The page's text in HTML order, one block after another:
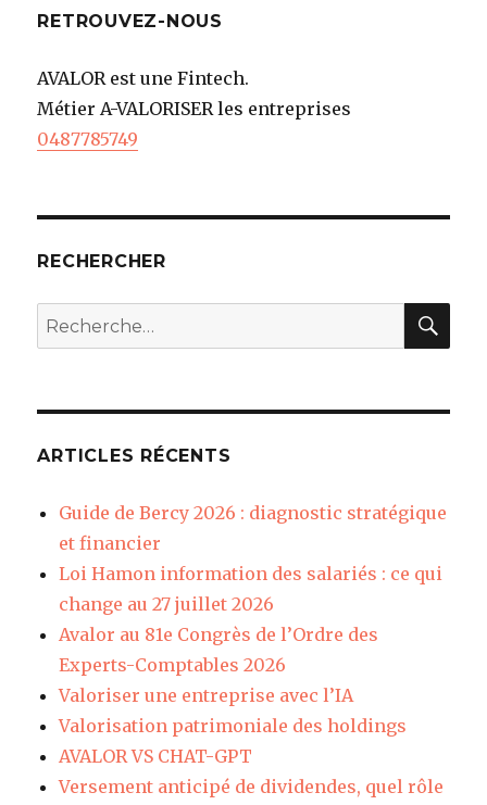
RETROUVEZ-NOUS
AVALOR est une Fintech.
Métier A-VALORISER les entreprises
0487785749
RECHERCHER
Recherche
pour
ARTICLES RÉCENTS
Guide de Bercy 2026 : diagnostic stratégique
et financier
Loi Hamon information des salariés : ce qui
change au 27 juillet 2026
Avalor au 81e Congrès de l’Ordre des
Experts-Comptables 2026
Valoriser une entreprise avec l’IA
Valorisation patrimoniale des holdings
AVALOR VS CHAT-GPT
Versement anticipé de dividendes, quel rôle